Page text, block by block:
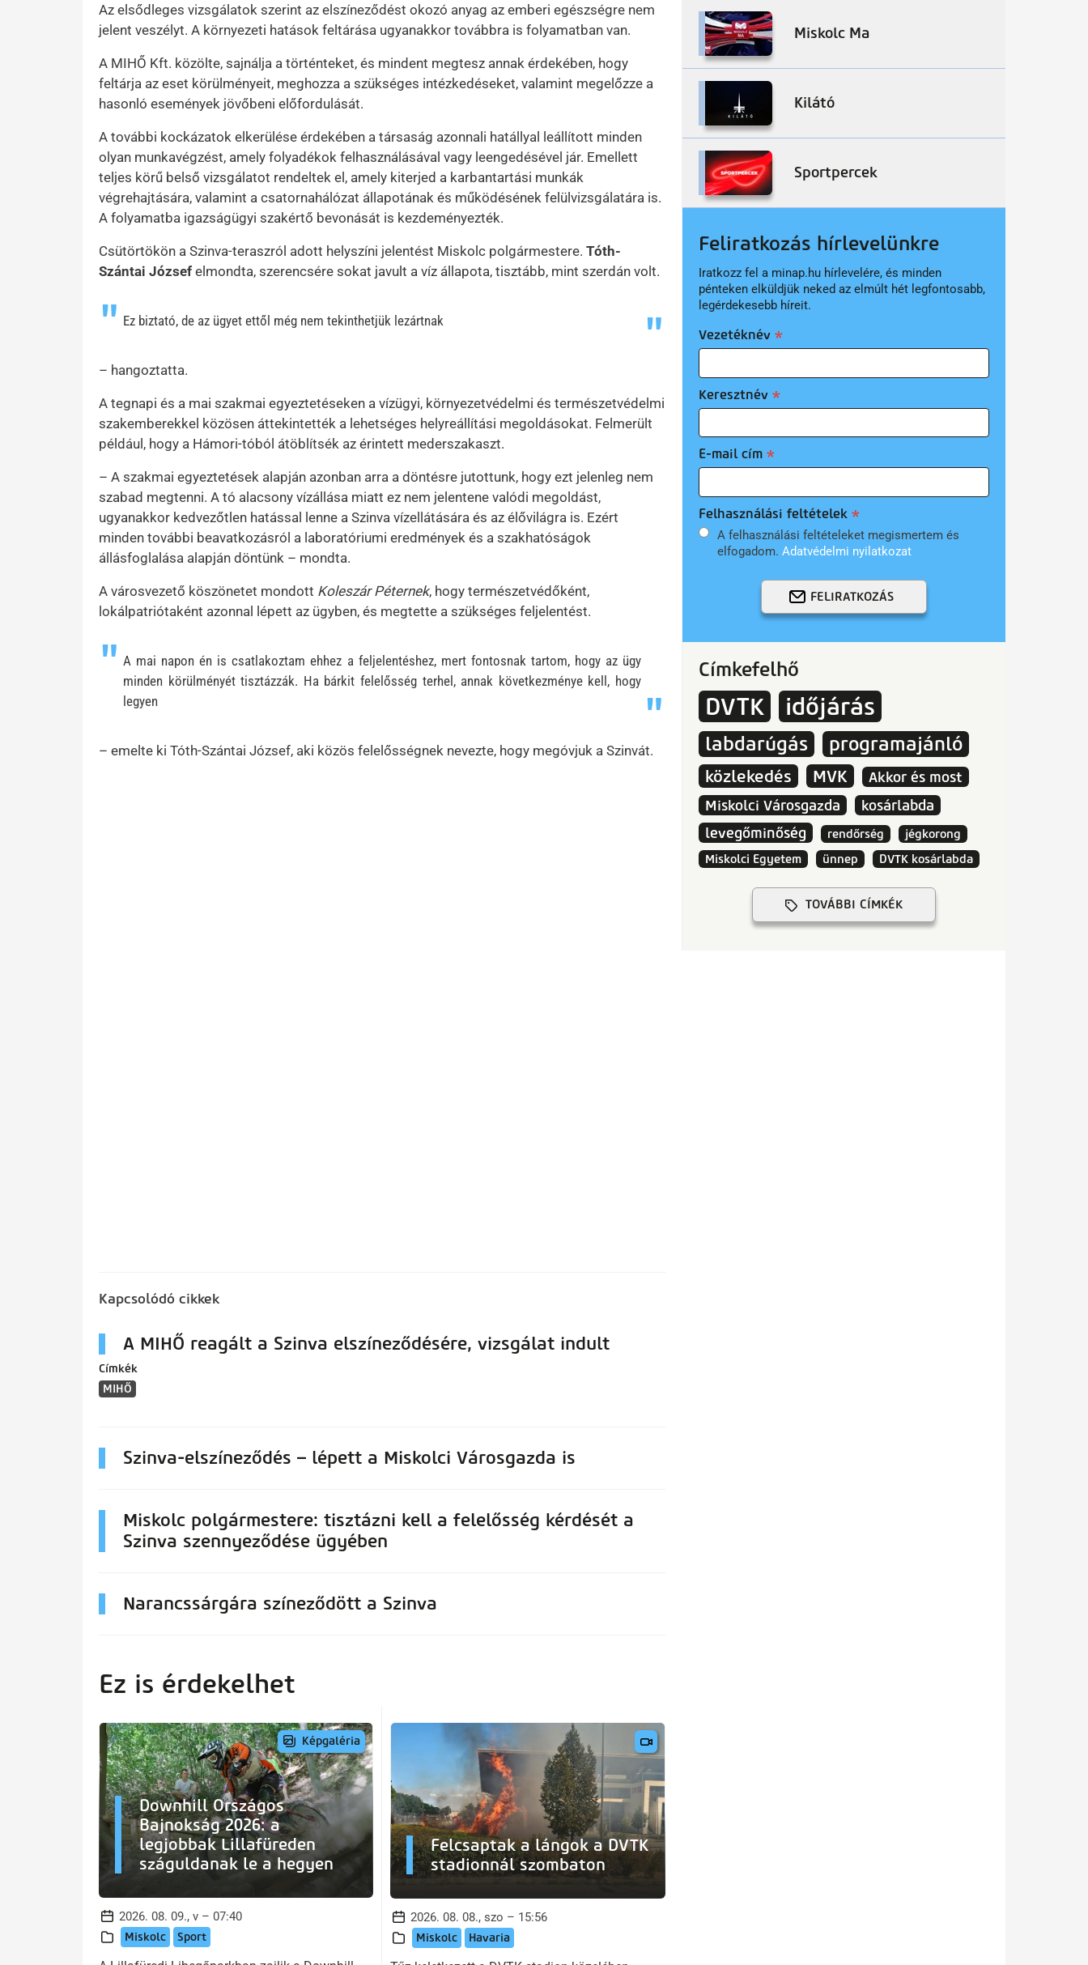
Az elsődleges vizsgálatok szerint az elszíneződést okozó anyag az emberi egészségre nem
jelent veszélyt. A környezeti hatások feltárása ugyanakkor továbbra is folyamatban van.
A MIHŐ Kft. közölte, sajnálja a történteket, és mindent megtesz annak érdekében, hogy
feltárja az eset körülményeit, meghozza a szükséges intézkedéseket, valamint megelőzze a
hasonló események jövőbeni előfordulását.
A további kockázatok elkerülése érdekében a társaság azonnali hatállyal leállított minden
olyan munkavégzést, amely folyadékok felhasználásával vagy leengedésével jár. Emellett
teljes körű belső vizsgálatot rendeltek el, amely kiterjed a karbantartási munkák
végrehajtására, valamint a csatornahálózat állapotának és működésének felülvizsgálatára is.
A folyamatba igazságügyi szakértő bevonását is kezdeményezték.
Csütörtökön a Szinva-teraszról adott helyszíni jelentést Miskolc polgármestere. Tóth-
Szántai József elmondta, szerencsére sokat javult a víz állapota, tisztább, mint szerdán volt.
Ez biztató, de az ügyet ettől még nem tekinthetjük lezártnak
– hangoztatta.
A tegnapi és a mai szakmai egyeztetéseken a vízügyi, környezetvédelmi és természetvédelmi
szakemberekkel közösen áttekintették a lehetséges helyreállítási megoldásokat. Felmerült
például, hogy a Hámori-tóból átöblítsék az érintett mederszakaszt.
– A szakmai egyeztetések alapján azonban arra a döntésre jutottunk, hogy ezt jelenleg nem
szabad megtenni. A tó alacsony vízállása miatt ez nem jelentene valódi megoldást,
ugyanakkor kedvezőtlen hatással lenne a Szinva vízellátására és az élővilágra is. Ezért
minden további beavatkozásról a laboratóriumi eredmények és a szakhatóságok
állásfoglalása alapján döntünk – mondta.
A városvezető köszönetet mondott Koleszár Péternek, hogy természetvédőként,
lokálpatriótaként azonnal lépett az ügyben, és megtette a szükséges feljelentést.
A mai napon én is csatlakoztam ehhez a feljelentéshez, mert fontosnak tartom, hogy az ügy
minden körülményét tisztázzák. Ha bárkit felelősség terhel, annak következménye kell, hogy
legyen
– emelte ki Tóth-Szántai József, aki közös felelősségnek nevezte, hogy megóvjuk a Szinvát.
Kapcsolódó cikkek
A MIHŐ reagált a Szinva elszíneződésére, vizsgálat indult
Címkék
MIHŐ
Szinva-elszíneződés – lépett a Miskolci Városgazda is
Miskolc polgármestere: tisztázni kell a felelősség kérdését a
Szinva szennyeződése ügyében
Narancssárgára színeződött a Szinva
Ez is érdekelhet
Képgaléria
Downhill Országos
Bajnokság 2026: a
legjobbak Lillafüreden
száguldanak le a hegyen
2026. 08. 09., v – 07:40
Miskolc Sport
Felcsaptak a lángok a DVTK
stadionnál szombaton
2026. 08. 08., szo – 15:56
Miskolc Havaria
Miskolc Ma
Kilátó
Sportpercek
Feliratkozás hírlevelünkre
Iratkozz fel a minap.hu hírlevelére, és minden
pénteken elküldjük neked az elmúlt hét legfontosabb,
legérdekesebb híreit.
Vezetéknév
Keresztnév
E-mail cím
Felhasználási feltételek
A felhasználási feltételeket megismertem és
elfogadom. Adatvédelmi nyilatkozat
FELIRATKOZÁS
Címkefelhő
DVTK időjárás
labdarúgás programajánló
közlekedés MVK
Akkor és most
Miskolci Városgazda
kosárlabda
levegőminőség
rendőrség
jégkorong
Miskolci Egyetem
ünnep DVTK kosárlabda
TOVÁBBI CÍMKÉK